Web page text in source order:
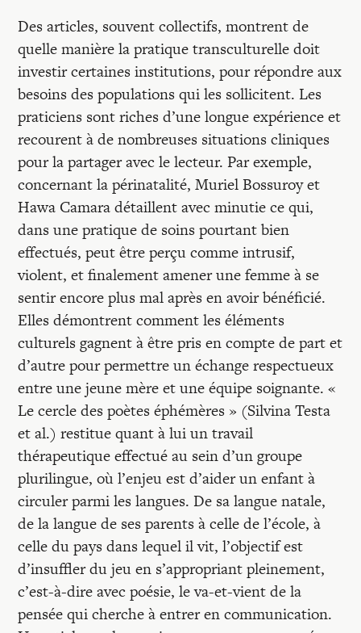
Des articles, souvent collectifs, montrent de
quelle manière la pratique transculturelle doit
investir certaines institutions, pour répondre aux
besoins des populations qui les sollicitent. Les
praticiens sont riches d’une longue expérience et
recourent à de nombreuses situations cliniques
pour la partager avec le lecteur. Par exemple,
concernant la périnatalité, Muriel Bossuroy et
Hawa Camara détaillent avec minutie ce qui,
dans une pratique de soins pourtant bien
effectués, peut être perçu comme intrusif,
violent, et finalement amener une femme à se
sentir encore plus mal après en avoir bénéficié.
Elles démontrent comment les éléments
culturels gagnent à être pris en compte de part et
d’autre pour permettre un échange respectueux
entre une jeune mère et une équipe soignante. «
Le cercle des poètes éphémères » (Silvina Testa
et al.) restitue quant à lui un travail
thérapeutique effectué au sein d’un groupe
plurilingue, où l’enjeu est d’aider un enfant à
circuler parmi les langues. De sa langue natale,
de la langue de ses parents à celle de l’école, à
celle du pays dans lequel il vit, l’objectif est
d’insuffler du jeu en s’appropriant pleinement,
c’est-à-dire avec poésie, le va-et-vient de la
pensée qui cherche à entrer en communication.